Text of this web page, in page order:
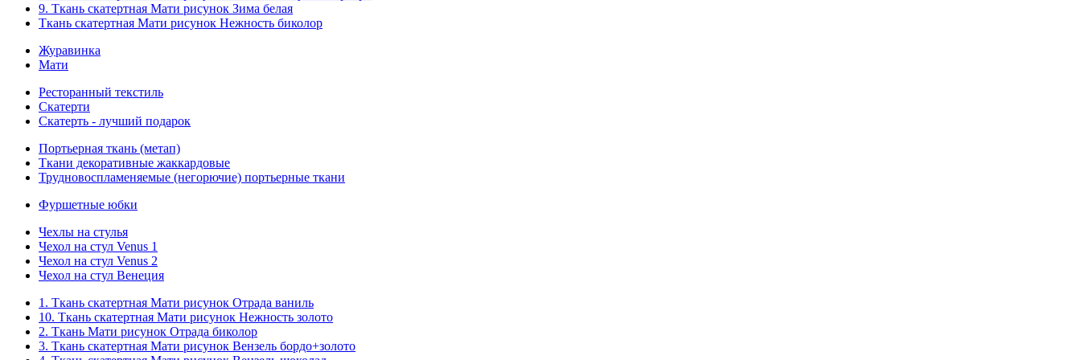
9. Ткань скатертная Мати рисунок Зима белая
Ткань скатертная Мати рисунок Нежность биколор
Журавинка
Мати
Ресторанный текстиль
Скатерти
Скатерть - лучший подарок
Портьерная ткань (метап)
Ткани декоративные жаккардовые
Трудновоспламеняемые (негорючие) портьерные ткани
Фуршетные юбки
Чехлы на стулья
Чехол на стул Venus 1
Чехол на стул Venus 2
Чехол на стул Венеция
1. Ткань скатертная Мати рисунок Отрада ваниль
10. Ткань скатертная Мати рисунок Нежность золото
2. Ткань Мати рисунок Отрада биколор
3. Ткань скатертная Мати рисунок Вензель бордо+золото